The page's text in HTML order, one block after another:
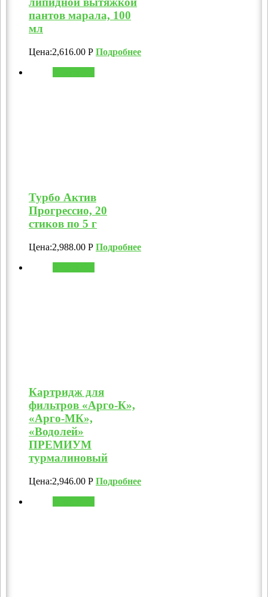
пантов марала, 100
мл
Цена:2,616.00 Р Подробнее
Турбо Актив
Прогрессио, 20
стиков по 5 г
Цена:2,988.00 Р Подробнее
Картридж для
фильтров «Арго-К»,
«Арго-МК»,
«Водолей»
ПРЕМИУМ
турмалиновый
Цена:2,946.00 Р Подробнее